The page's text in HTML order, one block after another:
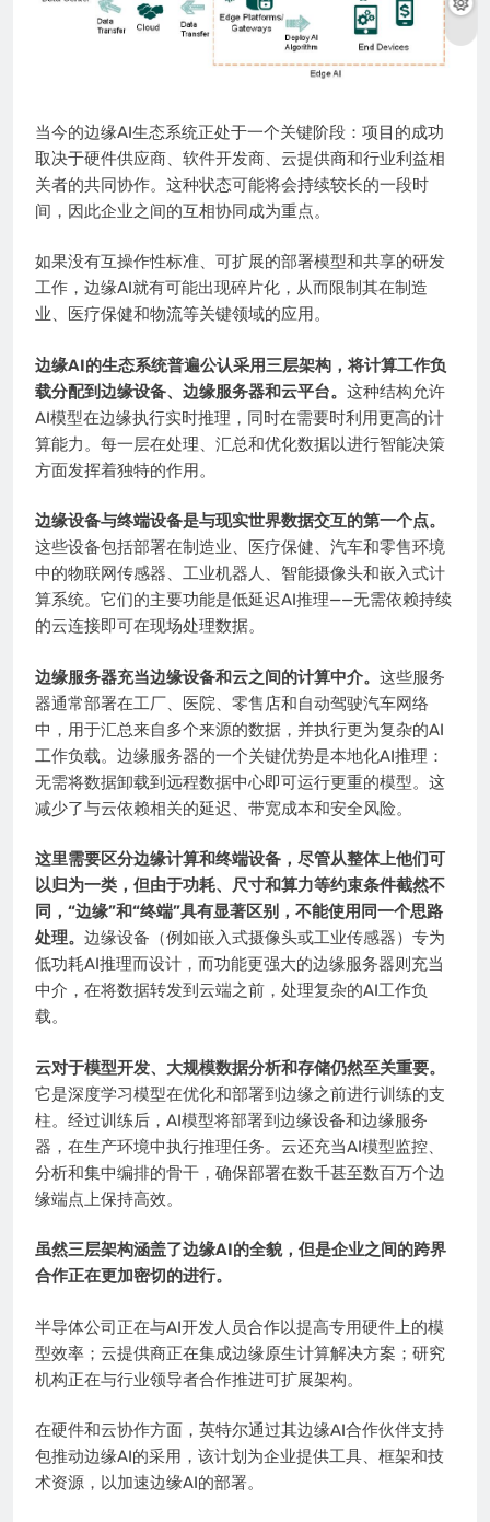
当今的边缘AI生态系统正处于一个关键阶段：项目的成功
取决于硬件供应商、软件开发商、云提供商和行业利益相
关者的共同协作。这种状态可能将会持续较长的一段时
间，因此企业之间的互相协同成为重点。
如果没有互操作性标准、可扩展的部署模型和共享的研发
工作，边缘AI就有可能出现碎片化，从而限制其在制造
业、医疗保健和物流等关键领域的应用。
边缘AI的生态系统普遍公认采用三层架构，将计算工作负
载分配到边缘设备、边缘服务器和云平台。 这种结构允许
AI模型在边缘执行实时推理，同时在需要时利用更高的计
算能力。每一层在处理、汇总和优化数据以进行智能决策
方面发挥着独特的作用。
边缘设备与终端设备是与现实世界数据交互的第一个点。
这些设备包括部署在制造业、医疗保健、汽车和零售环境
中的物联网传感器、工业机器人、智能摄像头和嵌入式计
算系统。它们的主要功能是低延迟AI推理——无需依赖持续
的云连接即可在现场处理数据。
边缘服务器充当边缘设备和云之间的计算中介。 这些服务
器通常部署在工厂、医院、零售店和自动驾驶汽车网络
中，用于汇总来自多个来源的数据，并执行更为复杂的AI
工作负载。边缘服务器的一个关键优势是本地化AI推理：
无需将数据卸载到远程数据中心即可运行更重的模型。这
减少了与云依赖相关的延迟、带宽成本和安全风险。
这里需要区分边缘计算和终端设备，尽管从整体上他们可
以归为一类，但由于功耗、尺寸和算力等约束条件截然不
同，“边缘”和“终端”具有显著区别，不能使用同一个思路
处理。 边缘设备（例如嵌入式摄像头或工业传感器）专为
低功耗AI推理而设计，而功能更强大的边缘服务器则充当
中介，在将数据转发到云端之前，处理复杂的AI工作负
载。
云对于模型开发、大规模数据分析和存储仍然至关重要。
它是深度学习模型在优化和部署到边缘之前进行训练的支
柱。经过训练后，AI模型将部署到边缘设备和边缘服务
器，在生产环境中执行推理任务。云还充当AI模型监控、
分析和集中编排的骨干，确保部署在数千甚至数百万个边
缘端点上保持高效。
虽然三层架构涵盖了边缘AI的全貌，但是企业之间的跨界
合作正在更加密切的进行。
半导体公司正在与AI开发人员合作以提高专用硬件上的模
型效率；云提供商正在集成边缘原生计算解决方案；研究
机构正在与行业领导者合作推进可扩展架构。
在硬件和云协作方面，英特尔通过其边缘AI合作伙伴支持
包推动边缘AI的采用，该计划为企业提供工具、框架和技
术资源，以加速边缘AI的部署。